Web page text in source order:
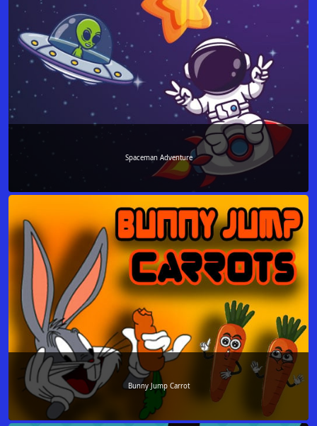
Spaceman Adventure
Bunny Jump Carrot